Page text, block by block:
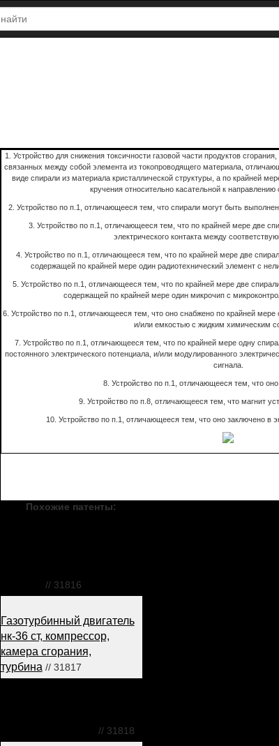
1. Устройство для снижения токсичности газовой части продуктов
связанных между собой элемента из токопроводящего материала,
виде спирали из материала кристаллической структуры, а по крайней
кручения относительно касательной к направлению
2. Устройство по п.1, отличающееся тем, что спирали могут быть
3. Устройство по п.1, отличающееся тем, что по крайней мере две
электрического контакта между
4. Устройство по п.1, отличающееся тем, что по крайней мере две
содержащей по крайней мере один радиотехнический элемент с
5. Устройство по п.1, отличающееся тем, что по крайней мере две
содержащей по крайней мере один микрочип с
6. Устройство по п.1, отличающееся тем, что оно снабжено по крайней
и/или емкостью с жидким химическим
7. Устройство по п.1, отличающееся тем, что по крайней мере одну
постоянного электрического потенциала, и/или модулированного
сигнала.
8. Устройство по п.1, отличающееся тем, что
9. Устройство по п.8, отличающееся тем, что магнит
10. Устройство по п.1, отличающееся тем, что оно заключено в
Похожие патенты:
// 31816
Газотурбинный двигатель
нк-36 ст, компрессор,
камера сгорания,
турбина // 31817
// 31818